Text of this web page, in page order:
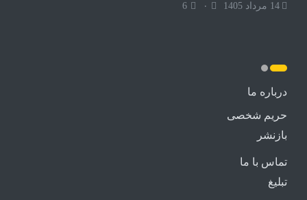
14 مرداد 1405 6
درباره ما
حریم شخصی
بازنشر
تماس با ما
تبلیغ